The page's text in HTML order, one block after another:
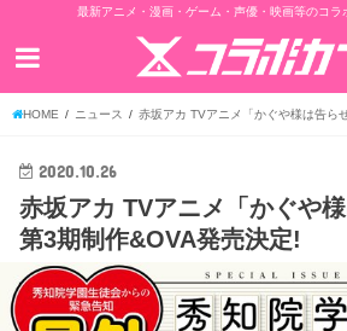
最新アニメ・漫画・ゲーム・声優・映画等のコラ
HOME ニュース 赤坂アカ TVアニメ「かぐや様は告ら
2020.10.26
赤坂アカ TVアニメ「かぐや様
第3期制作&OVA発売決定!